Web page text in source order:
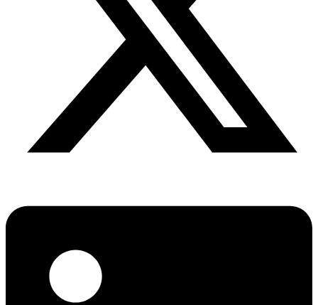
অর্থ পাচারের মহাকাব্য: ১০০ ডলারের…
হিটলারের মৃত্যু, গোপন নাটকীয়তা ও…